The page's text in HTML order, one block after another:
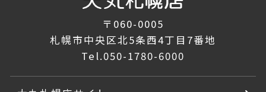
〒060-0005
札幌市中央区北5条西4丁目7番地
Tel.050-1780-6000